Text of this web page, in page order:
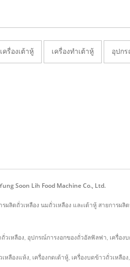
เครื่องเต้าหู้ เครื่องทำเต้าหู้ อุปก
Soon Lih Food Machine Co., Ltd.
ผลิตถั่วเหลือง นมถั่วเหลือง และเต้าหู้ สายการผ
เหลือง, อุปกรณ์การงอกของถั่วอัลฟัลฟา, เครื่องบ
เหลืองแห้ง เครื่องกดเต้าหู้ เครื่องบดข้าวถั่วเหลือง